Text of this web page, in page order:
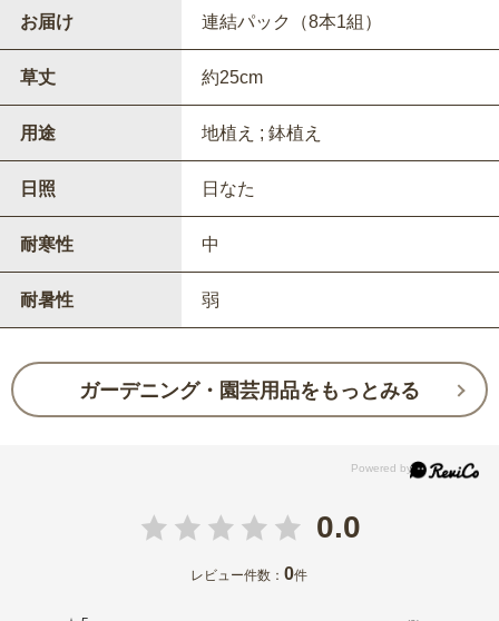
お届け 連結パック（8本1組）
草丈 約25cm
用途 地植え ; 鉢植え
日照 日なた
耐寒性 中
耐暑性 弱
ガーデニング・園芸用品をもっとみる
0.0
レビュー件数：0件